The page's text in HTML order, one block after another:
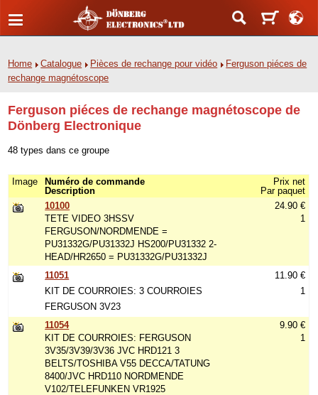
Home Catalogue Pièces de rechange pour vidéo
Ferguson piéces de
rechange magnétoscope
Ferguson piéces de rechange magnétoscope de
Dönberg Electronique
48 types dans ce groupe
Image
Numéro de commande
Description
Prix net
Par paquet
10100
TETE VIDEO 3HSSV
FERGUSON/NORDMENDE =
PU31332G/PU31332J HS200/PU31332 2-
HEAD/HR2650 = PU31332G/PU31332J
24.90 €
1
11051
KIT DE COURROIES: 3 COURROIES
FERGUSON 3V23
11.90 €
1
11054
KIT DE COURROIES: FERGUSON
3V35/3V39/3V36 JVC HRD121 3
BELTS/TOSHIBA V55 DECCA/TATUNG
8400/JVC HRD110 NORDMENDE
V102/TELEFUNKEN VR1925
9.90 €
1